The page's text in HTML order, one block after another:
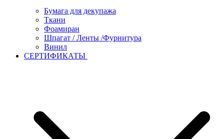
Бумага для декупажа
Ткани
Фоамиран
Шпагат / Ленты /Фурнитура
Винил
СЕРТИФИКАТЫ